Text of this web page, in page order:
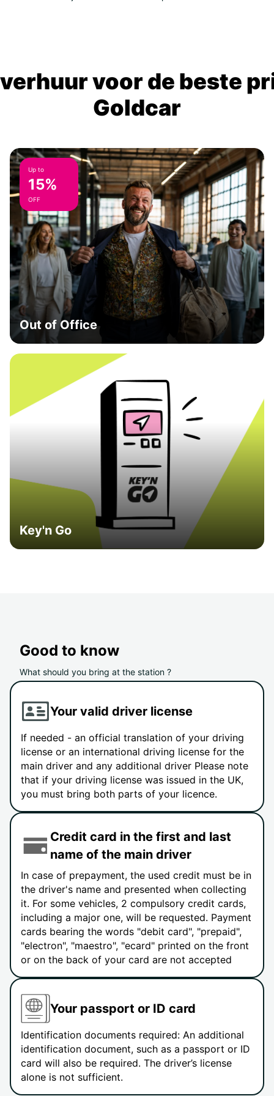
voor de beste
Goldcar
Up to
15%
OFF
Out of Office
Key'n Go
Good to know
What should you bring at the station ?
Your valid driver license
If needed - an official translation of your driving
license or an international driving license for the
main driver and any additional driver Please note
that if your driving license was issued in the UK,
you must bring both parts of your licence.
Credit card in the first and last
name of the main driver
In case of prepayment, the used credit must be in
the driver's name and presented when collecting
it. For some vehicles, 2 compulsory credit cards,
including a major one, will be requested. Payment
cards bearing the words "debit card", "prepaid",
"electron", "maestro", "ecard" printed on the front
or on the back of your card are not accepted
Your passport or ID card
Identification documents required: An additional
identification document, such as a passport or ID
card will also be required. The driver’s license
alone is not sufficient.